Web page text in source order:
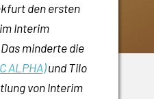
den ersten
Interim
minderte die
ALPHA)und Tilo
von Interim